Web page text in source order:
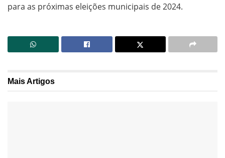
para as próximas eleições municipais de 2024.
MaisArtigos